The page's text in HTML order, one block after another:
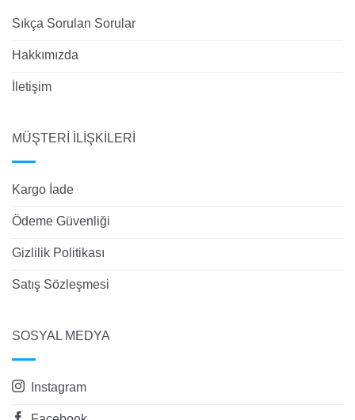
Sıkça Sorulan Sorular
Hakkımızda
İletişim
MÜŞTERİ İLİŞKİLERİ
Kargo İade
Ödeme Güvenliği
Gizlilik Politikası
Satış Sözleşmesi
SOSYAL MEDYA
Instagram